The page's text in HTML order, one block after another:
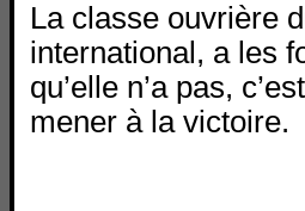
La classe ouvrière
international, a les
qu’elle n’a pas,
mener à la victoire.